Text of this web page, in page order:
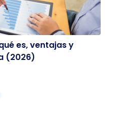
es, ventajas y
(2026)